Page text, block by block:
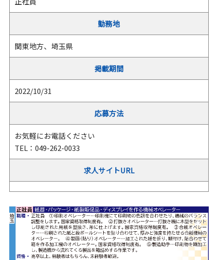
勤務地
関東地方、埼玉県
掲載期間
2022/10/31
応募方法
お気軽にお電話ください
TEL：049-262-0033
求人サイトURL